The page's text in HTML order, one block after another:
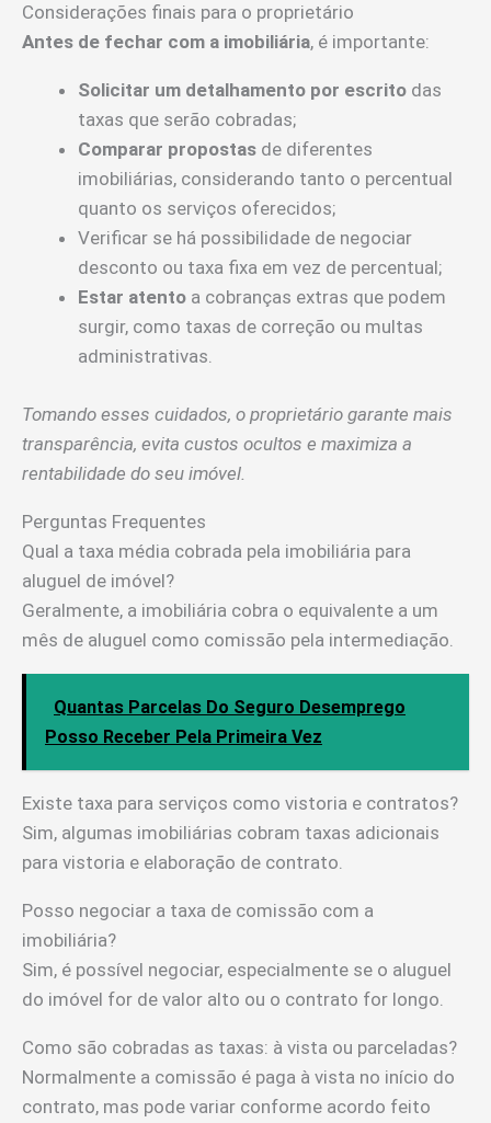
Considerações finais para o proprietário
Antes de fechar com a imobiliária, é importante:
Solicitar um detalhamento por escrito das
taxas que serão cobradas;
Comparar propostas de diferentes
imobiliárias, considerando tanto o percentual
quanto os serviços oferecidos;
Verificar se há possibilidade de negociar
desconto ou taxa fixa em vez de percentual;
Estar atento a cobranças extras que podem
surgir, como taxas de correção ou multas
administrativas.
Tomando esses cuidados, o proprietário garante mais
transparência, evita custos ocultos e maximiza a
rentabilidade do seu imóvel.
Perguntas Frequentes
Qual a taxa média cobrada pela imobiliária para
aluguel de imóvel?
Geralmente, a imobiliária cobra o equivalente a um
mês de aluguel como comissão pela intermediação.
Quantas Parcelas Do Seguro Desemprego
Posso Receber Pela Primeira Vez
Existe taxa para serviços como vistoria e contratos?
Sim, algumas imobiliárias cobram taxas adicionais
para vistoria e elaboração de contrato.
Posso negociar a taxa de comissão com a
imobiliária?
Sim, é possível negociar, especialmente se o aluguel
do imóvel for de valor alto ou o contrato for longo.
Como são cobradas as taxas: à vista ou parceladas?
Normalmente a comissão é paga à vista no início do
contrato, mas pode variar conforme acordo feito